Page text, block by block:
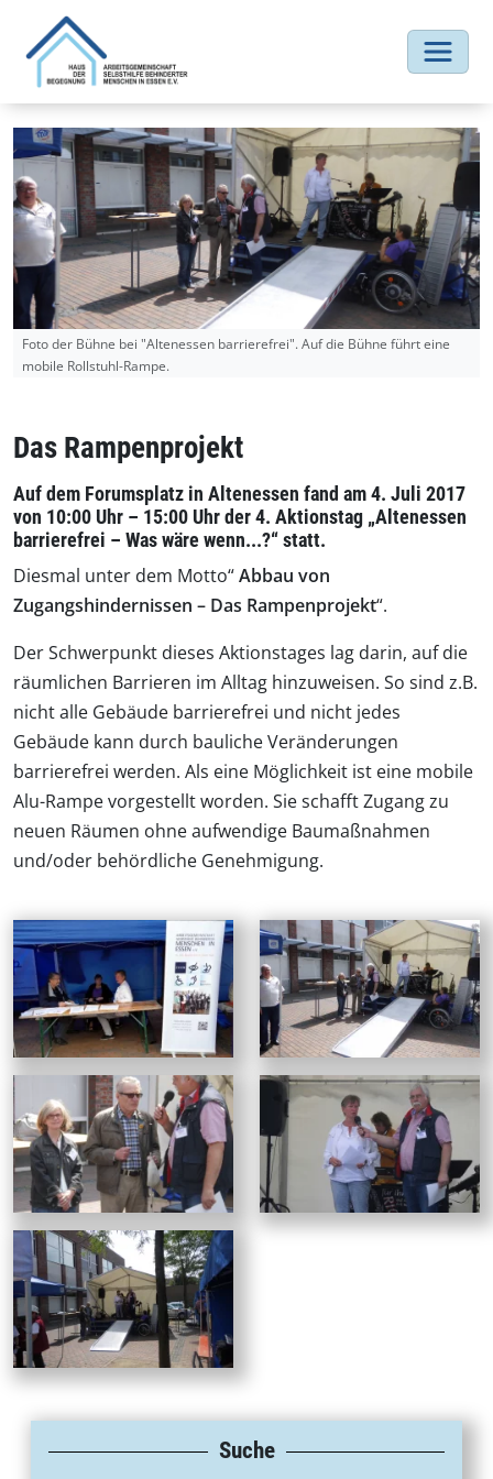
Foto der Bühne bei "Altenessen barrierefrei". Auf die Bühne führt eine
mobile Rollstuhl-Rampe.
Das Rampenprojekt
Auf dem Forumsplatz in Altenessen fand am 4. Juli 2017
von 10:00 Uhr – 15:00 Uhr der 4. Aktionstag „Altenessen
barrierefrei – Was wäre wenn...?“ statt.
Diesmal unter dem Motto“Abbau von
Zugangshindernissen – Das Rampenprojekt“.
Der Schwerpunkt dieses Aktionstages lag darin, auf die
räumlichen Barrieren im Alltag hinzuweisen. So sind z.B.
nicht alle Gebäude barrierefrei und nicht jedes
Gebäude kann durch bauliche Veränderungen
barrierefrei werden. Als eine Möglichkeit ist eine mobile
Alu-Rampe vorgestellt worden. Sie schafft Zugang zu
neuen Räumen ohne aufwendige Baumaßnahmen
und/oder behördliche Genehmigung.
Suche